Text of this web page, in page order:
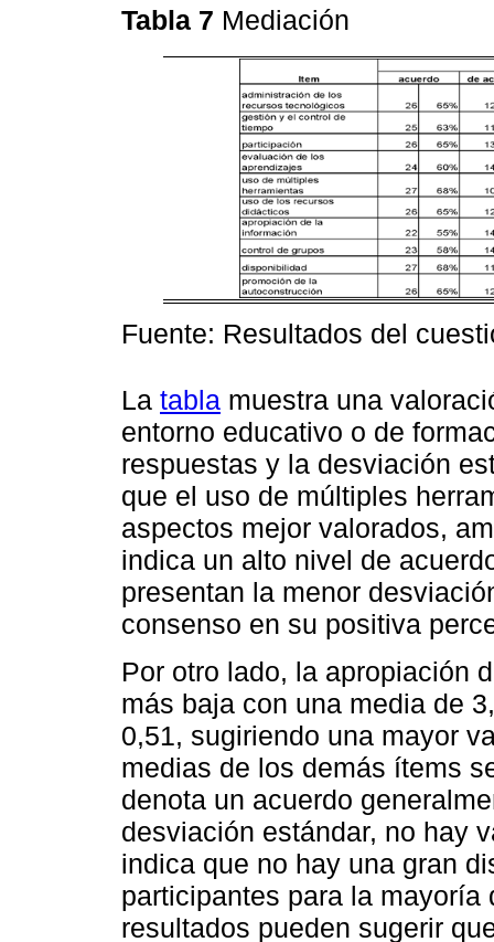
Tabla 7 Mediación
Fuente: Resultados del
La tabla muestra una
entorno educativo o de
respuestas y la desviación
que el uso de múltiples
aspectos mejor valorados,
indica un alto nivel de
presentan la menor
consenso en su positiva
Por otro lado, la apropiación
más baja con una media de
0,51, sugiriendo una mayor
medias de los demás ítems
denota un acuerdo
desviación estándar, no hay
indica que no hay una gran
participantes para la
resultados pueden sugerir